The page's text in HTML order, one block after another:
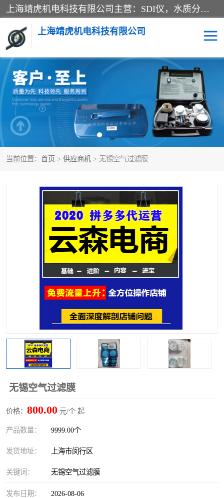
上海靖虎机电科技有限公司主营：SDI仪，水质分析仪，水质检测仪产品；上海靖虎机电科技有限公司在专业制造和研发等方面的强大的平台优势，利用自身在自动化仪表、自控系统及环保监测仪器的专长，以优良的技术，优越的产品质量和良好的服务质量与广大客户真诚合作。
上海靖虎机电科技有限公司
当前位置： 首页 > 供应商机 > 无锡空气过滤膜
无锡空气过滤膜
价格： 800.00 元/个 起
产品数量： 9999.00个
发货地址： 上海市闵行区
关键词： 无锡空气过滤膜
发布日期： 2026-08-06
SDI仪 过滤膜过滤纸
PH电导测试笔 水质分析仪
水质检测仪 电导测试笔
PH电导测试仪